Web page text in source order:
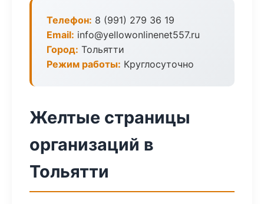
Телефон: 8 (991) 279 36 19
Email: info@yellowonlinenet557.ru
Город: Тольятти
Режим работы: Круглосуточно
Желтые страницы
организаций в
Тольятти